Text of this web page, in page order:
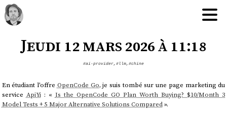
Jeudi 12 mars 2026 à 11:18
#ai-provider, #llm, #chine
En étudiant l'offre OpenCode Go, je suis tombé sur une page marketing du
service ApiYi: « Is the OpenCode GO Plan Worth Buying? $10/Month 3
Model Tests + 5 Major Alternative Solutions Compared».